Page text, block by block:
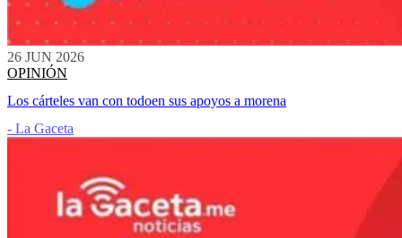
26 JUN 2026
OPINIÓN
Los cárteles van con todoen sus apoyos a morena
- La Gaceta